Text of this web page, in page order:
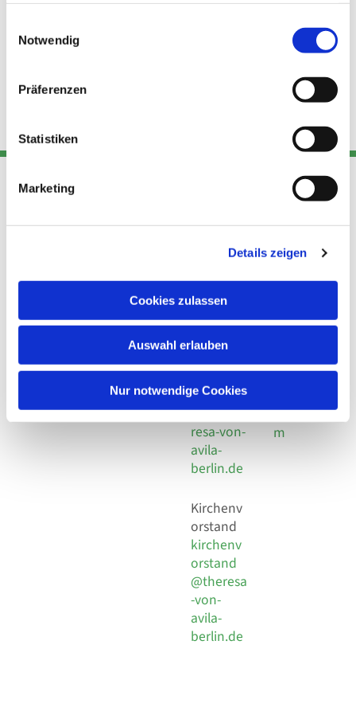
Notwendig
Präferenzen
Statistiken
Marketing
Details zeigen
Cookies zulassen
Auswahl erlauben
Nur notwendige Cookies
Adresse
Kirchengemeinde Pfarrei
Hl. Theresa von Avila Berlin
Leitender Pfarrer - Norbert
Behaimstr. 39
Kont
Telefon
+49 30
924 64 28
Fax +49
30 924 54
18
E-Mail
info@the
resa-von-
avila-
berlin.de
Kirchenv
orstand
kirchenv
orstand
@theresa
-von-
avila-
berlin.de
Links
Datensch
utz
Social
Impressu
m